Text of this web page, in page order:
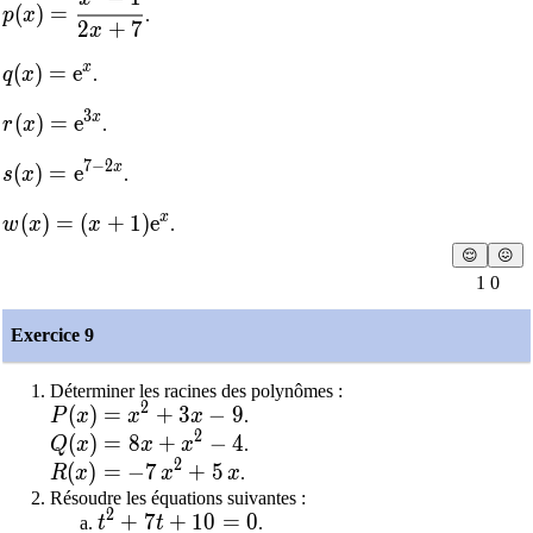
p(x) =
2x + 7
.
q(x)=\text{e}^x
q(x) = ex.
r(x)=\text{e}^{3x}
r(x) = e3x.
s(x)=\text{e}^{7-2x}
s(x) = e7−2x.
w(x)=(x+1)\text{e}^x
w(x) = (x + 1)ex.
😌 😖
1 0
Exercice 9
Déterminer les racines des polynômes :
P(x) = x^2+3x-9
P(x) = x2 + 3x − 9.
Q(x) = 8x+x^{2}-4
Q(x) = 8x + x2 − 4.
R(x) = -7\,x^{2}+5\,x
R(x) = −7x2 + 5 x.
Résoudre les équations suivantes :
t^2+7t+10=0
t2 + 7t + 10 = 0.